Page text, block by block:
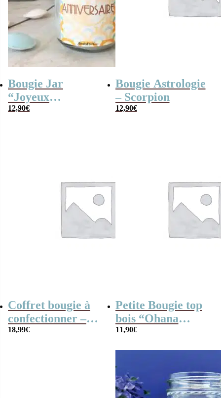
Bougie Jar
“Joyeux
anniversaire” –
12,90€
Bougie Astrologie
– Scorpion
12,90€
Coffret bougie à
confectionner –
“je fabrique ma
18,99€
Petite Bougie top
bois “Ohana
signifie la famille”
11,90€